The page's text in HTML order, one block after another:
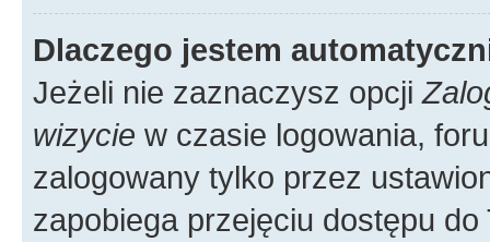
Dlaczego jestem
Jeżeli nie zaznaczysz opcji
wizycie w czasie logowania,
zalogowany tylko przez
zapobiega przejęciu dostępu